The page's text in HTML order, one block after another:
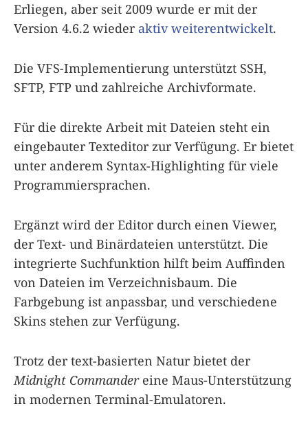
Erliegen, aber seit 2009 wurde er mit der
Version 4.6.2 wieder aktiv weiterentwickelt.
Die VFS-Implementierung unterstützt SSH,
SFTP, FTP und zahlreiche Archivformate.
Für die direkte Arbeit mit Dateien steht ein
eingebauter Texteditor zur Verfügung. Er bietet
unter anderem Syntax-Highlighting für viele
Programmiersprachen.
Ergänzt wird der Editor durch einen Viewer,
der Text- und Binärdateien unterstützt. Die
integrierte Suchfunktion hilft beim Auffinden
von Dateien im Verzeichnisbaum. Die
Farbgebung ist anpassbar, und verschiedene
Skins stehen zur Verfügung.
Trotz der text-basierten Natur bietet der
Midnight Commandereine Maus-Unterstützung
in modernen Terminal-Emulatoren.